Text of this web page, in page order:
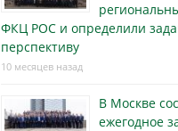
ФКЦ РОС и определили
перспективу
10 месяцев назад
В Москве
ежегодное